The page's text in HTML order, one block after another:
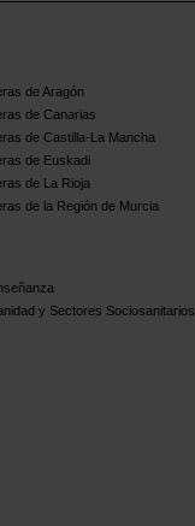
de Aragón
de Canarias
de Castilla-La Mancha
de Euskadi
de La Rioja
de la Región de Murcia
y Sectores Sociosanitarios